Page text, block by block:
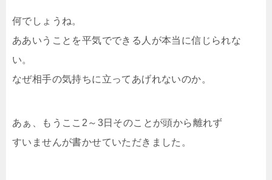
何でしょうね。
ああいうことを平気でできる人が本当に信じられな
い。
なぜ相手の気持ちに立ってあげれないのか。
あぁ、もうここ2～3日そのことが頭から離れず
すいませんが書かせていただきました。